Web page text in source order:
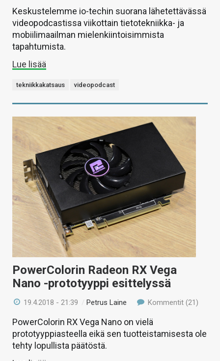
Keskustelemme io-techin suorana lähetettävässä
videopodcastissa viikottain tietotekniikka- ja
mobiilimaailman mielenkiintoisimmista
tapahtumista.
Lue lisää
tekniikkakatsaus videopodcast
PowerColorin Radeon RX Vega
Nano -prototyyppi esittelyssä
19.4.2018 - 21:39 /Petrus Laine Kommentit (21)
PowerColorin RX Vega Nano on vielä
prototyyppiasteella eikä sen tuotteistamisesta ole
tehty lopullista päätöstä.